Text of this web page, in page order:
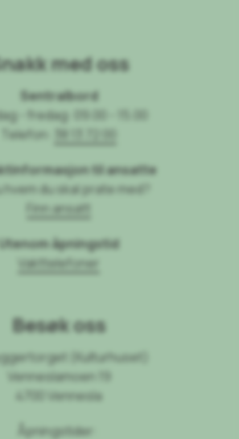
med oss
Sentralbord
- fredag: 09.00 - 15.00
Telefon:
38 13 72 00
til ansatte
hvem du skal prate med?
Finn ansatt
Utenom åpningstid
Vakttelefoner
Besøk oss
(Kulturhuset)
Venneslamoen 19
4700 Vennesla
Åpningstider: